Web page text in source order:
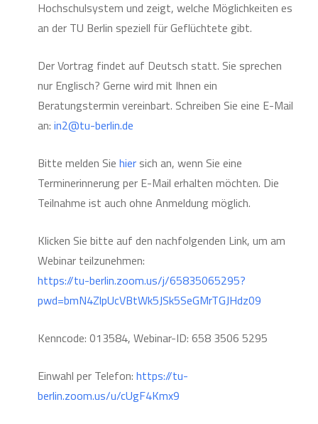
Hochschulsystem und zeigt, welche Möglichkeiten es
an der TU Berlin speziell für Geflüchtete gibt.
Der Vortrag findet auf Deutsch statt. Sie sprechen
nur Englisch? Gerne wird mit Ihnen ein
Beratungstermin vereinbart. Schreiben Sie eine E-Mail
an: in2@tu-berlin.de
Bitte melden Sie hiersich an, wenn Sie eine
Terminerinnerung per E-Mail erhalten möchten. Die
Teilnahme ist auch ohne Anmeldung möglich.
Klicken Sie bitte auf den nachfolgenden Link, um am
Webinar teilzunehmen:
https://tu-berlin.zoom.us/j/65835065295?
pwd=bmN4ZlpUcVBtWk5JSk5SeGMrTGJHdz09
Kenncode: 013584, Webinar-ID: 658 3506 5295
Einwahl per Telefon: https://tu-
berlin.zoom.us/u/cUgF4Kmx9